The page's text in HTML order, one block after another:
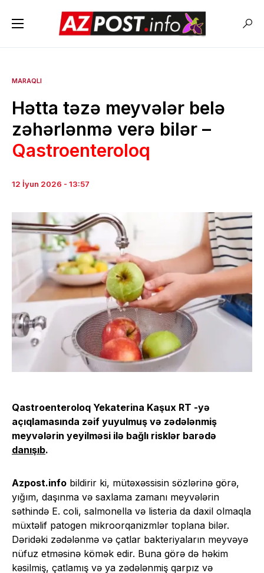
MARAQLI
Hətta təzə meyvələr belə
zəhərlənmə verə bilər –
Qastroenteroloq
12 İyun 2026 - 13:57
Qastroenteroloq Yekaterina Kaşux RT -yə
açıqlamasında zəif yuyulmuş və zədələnmiş
meyvələrin yeyilməsi ilə bağlı risklər barədə
danışıb.
Azpost.info bildirir ki, mütəxəssisin sözlərinə görə,
yığım, daşınma və saxlama zamanı meyvələrin
səthində E. coli, salmonella və listeria da daxil olmaqla
müxtəlif patogen mikroorqanizmlər toplana bilər.
Dəridəki zədələnmə və çatlar bakteriyaların meyvəyə
nüfuz etməsinə kömək edir. Buna görə də həkim
kəsilmiş, çatlamış və ya zədələnmiş qarpız və